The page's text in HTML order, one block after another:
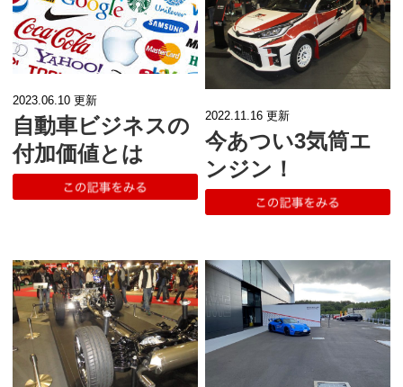
2023.06.10 更新
自動車ビジネスの
付加価値とは
2022.11.16 更新
今あつい3気筒エ
ンジン！